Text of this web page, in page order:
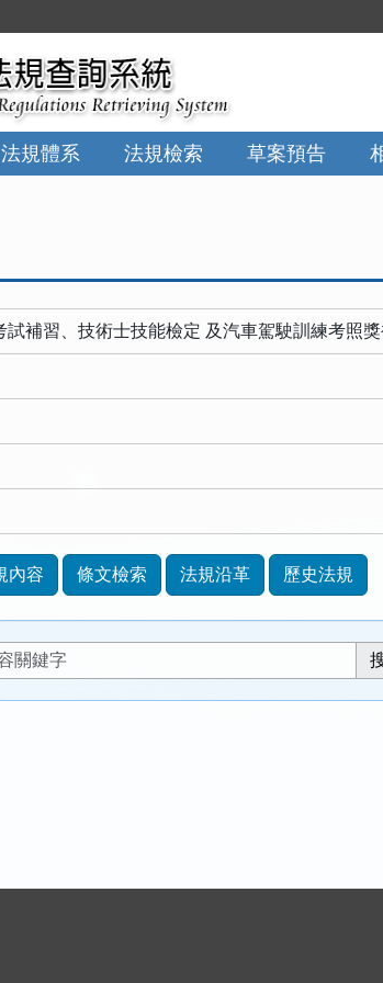
法規體系 法規檢索 草案預告
補習、技術士技能檢定 及汽車駕駛訓練考照
內容 條文檢索 法規沿革 歷史法規